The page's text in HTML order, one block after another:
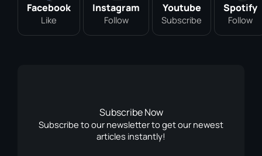
Facebook
Like
Instagram
Follow
Youtube
Subscribe
Spotify
Follow
Subscribe Now
Subscribe to our newsletter to get our newest
articles instantly!